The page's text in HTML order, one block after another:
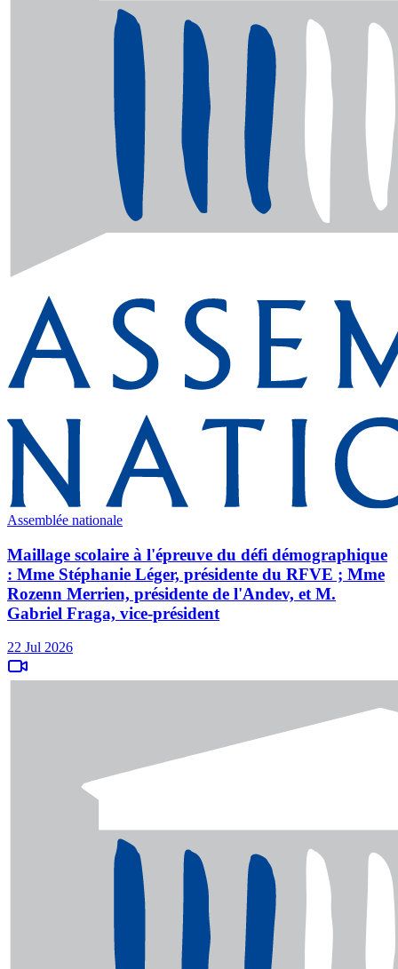
Assemblée nationale
Maillage scolaire à l'épreuve du défi démographique
: Mme Stéphanie Léger, présidente du RFVE ; Mme
Rozenn Merrien, présidente de l'Andev, et M.
Gabriel Fraga, vice-président
22 Jul 2026